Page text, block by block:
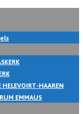
HAAREN
EMMAUS